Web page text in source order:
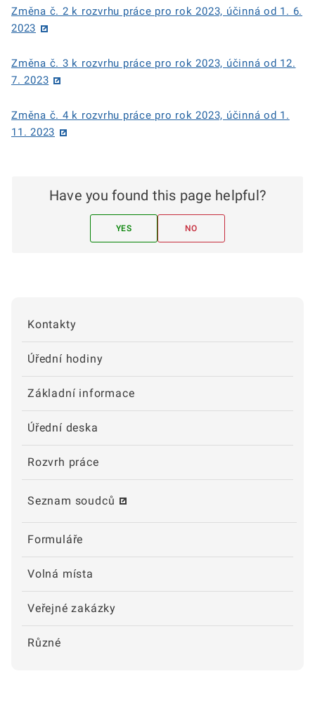
Kontakty
Úřední hodiny
Základní informace
Úřední deska
Rozvrh práce
Seznam soudců
Formuláře
Volná místa
Veřejné zakázky
Různé
Změna č. 2 k rozvrhu práce pro rok 2023, účinná od 1. 6.
2023
Změna č. 3 k rozvrhu práce pro rok 2023, účinná od 12.
7. 2023
Změna č. 4 k rozvrhu práce pro rok 2023, účinná od 1.
11. 2023
Have you found this page helpful?
YES NO